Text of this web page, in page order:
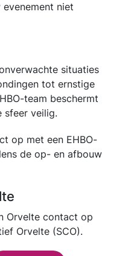
niet
situaties
tot ernstige
team beschermt
sfeer veilig.
op met een EHBO-
de op- en afbouw
Orvelte contact op
Orvelte (SCO).